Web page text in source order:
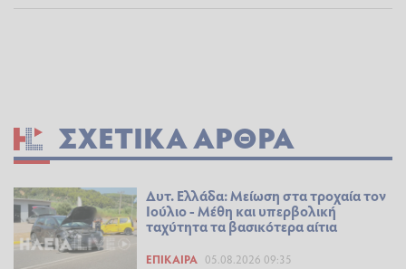
ΣΧΕΤΙΚΆ ΆΡΘΡΑ
Δυτ. Ελλάδα: Μείωση στα τροχαία τον
Ιούλιο - Μέθη και υπερβολική
ταχύτητα τα βασικότερα αίτια
ΕΠΊΚΑΙΡΑ 05.08.2026 09:35